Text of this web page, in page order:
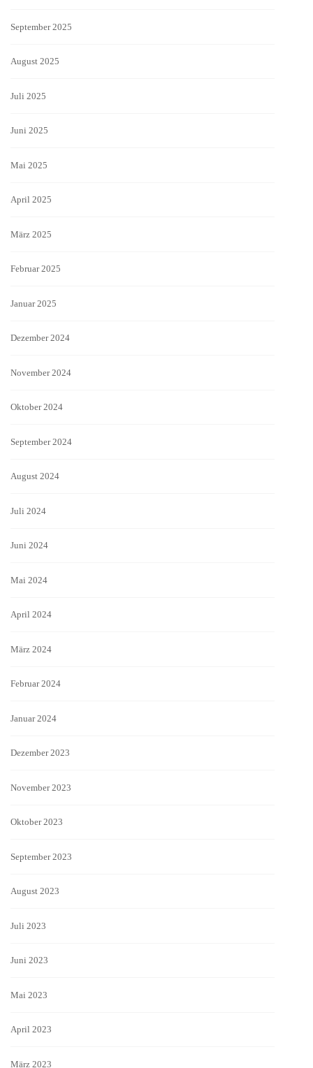
September 2025
August 2025
Juli 2025
Juni 2025
Mai 2025
April 2025
März 2025
Februar 2025
Januar 2025
Dezember 2024
November 2024
Oktober 2024
September 2024
August 2024
Juli 2024
Juni 2024
Mai 2024
April 2024
März 2024
Februar 2024
Januar 2024
Dezember 2023
November 2023
Oktober 2023
September 2023
August 2023
Juli 2023
Juni 2023
Mai 2023
April 2023
März 2023